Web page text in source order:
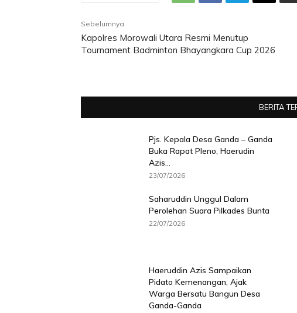
Sebelumnya
Kapolres Morowali Utara Resmi Menutup
Tournament Badminton Bhayangkara Cup 2026
BERITA
Pjs. Kepala Desa Ganda – Ganda
Buka Rapat Pleno, Haerudin
Azis...
23/07/2026
Saharuddin Unggul Dalam
Perolehan Suara Pilkades Bunta
22/07/2026
Haeruddin Azis Sampaikan
Pidato Kemenangan, Ajak
Warga Bersatu Bangun Desa
Ganda-Ganda